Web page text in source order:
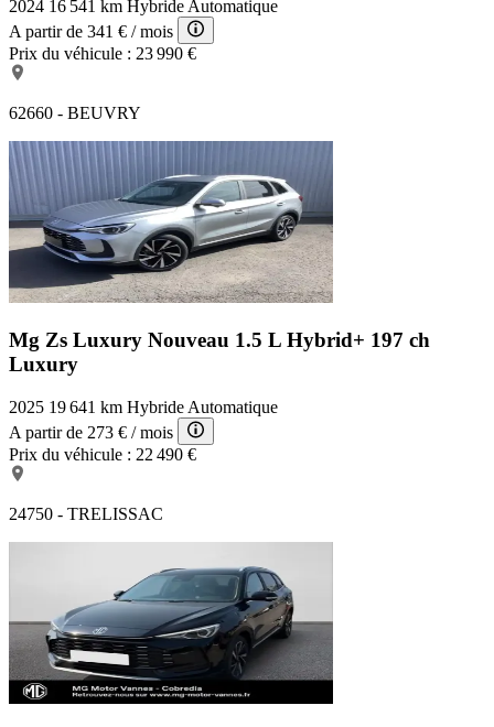
2024 16 541 km HybrideAutomatique
A partir de 341 € / mois
Prix du véhicule : 23 990 €
62660 - BEUVRY
Mg Zs Luxury Nouveau 1.5 L Hybrid+ 197 ch
Luxury
2025 19 641 km Hybride Automatique
A partir de 273 € / mois
Prix du véhicule : 22 490 €
24750 - TRELISSAC